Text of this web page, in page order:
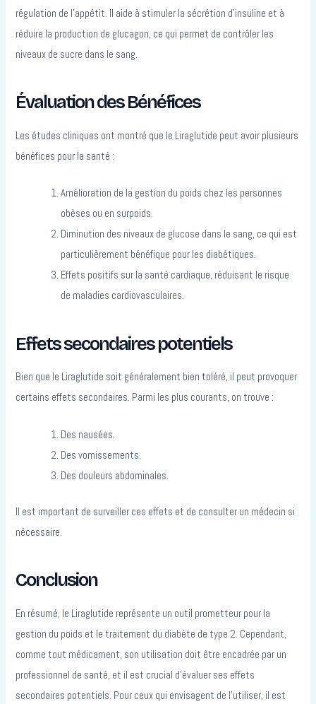
régulation de l’appétit. Il aide à stimuler la sécrétion d’insuline et à
réduire la production de glucagon, ce qui permet de contrôler les
niveaux de sucre dans le sang.
Évaluation des Bénéfices
Les études cliniques ont montré que le Liraglutide peut avoir plusieurs
bénéfices pour la santé :
Amélioration de la gestion du poids chez les personnes
obèses ou en surpoids.
Diminution des niveaux de glucose dans le sang, ce qui est
particulièrement bénéfique pour les diabétiques.
Effets positifs sur la santé cardiaque, réduisant le risque
de maladies cardiovasculaires.
Effets secondaires potentiels
Bien que le Liraglutide soit généralement bien toléré, il peut provoquer
certains effets secondaires. Parmi les plus courants, on trouve :
Des nausées.
Des vomissements.
Des douleurs abdominales.
Il est important de surveiller ces effets et de consulter un médecin si
nécessaire.
Conclusion
En résumé, le Liraglutide représente un outil prometteur pour la
gestion du poids et le traitement du diabète de type 2. Cependant,
comme tout médicament, son utilisation doit être encadrée par un
professionnel de santé, et il est crucial d’évaluer ses effets
secondaires potentiels. Pour ceux qui envisagent de l’utiliser, il est